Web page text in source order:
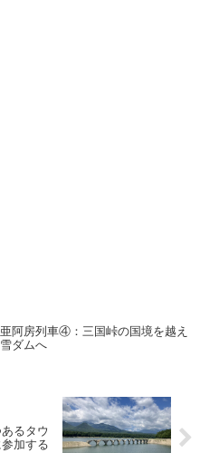
阿房列車④：三国峠の国境を越え
ダムへ
るタウ
加する